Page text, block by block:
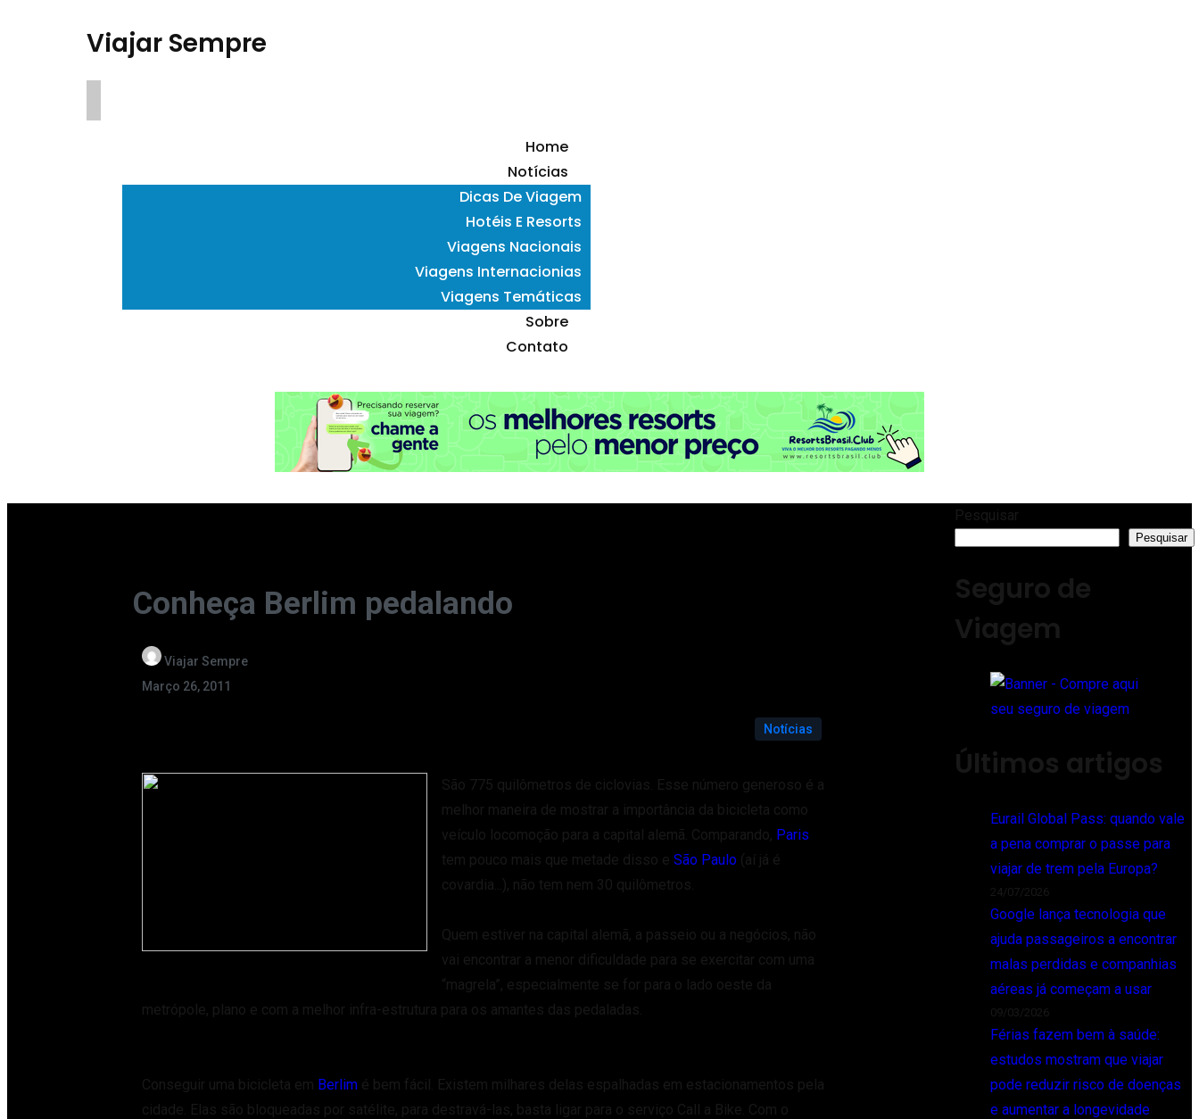
Viajar Sempre
Home
Notícias
Dicas De Viagem
Hotéis E Resorts
Viagens Nacionais
Viagens Internacionias
Viagens Temáticas
Sobre
Contato
Conheça Berlim pedalando
Viajar Sempre
Março 26, 2011
Notícias
São 775 quilômetros de ciclovias. Esse número generoso é a
melhor maneira de mostrar a importância da bicicleta como
veículo locomoção para a capital alemã. Comparando, Paris
tem pouco mais que metade disso eSão Paulo (aí já é
covardia...), não tem nem 30 quilômetros.
Quem estiver na capital alemã, a passeio ou a negócios, não
vai encontrar a menor dificuldade para se exercitar com uma
“magrela”, especialmente se for para o lado oeste da
metrópole, plano e com a melhor infra-estrutura para os amantes das pedaladas.
Conseguir uma bicicleta em Berlim é bem fácil. Existem milhares delas espalhadas em estacionamentos pela
cidade. Elas são bloqueadas por satélite, para destravá-las, basta ligar para o serviço Call a Bike. Com o
Pesquisar
Pesquisar
Seguro de
Viagem
Últimos artigos
Eurail Global Pass: quando vale
a pena comprar o passe para
viajar de trem pela Europa?
24/07/2026
Google lança tecnologia que
ajuda passageiros a encontrar
malas perdidas e companhias
aéreas já começam a usar
09/03/2026
Férias fazem bem à saúde:
estudos mostram que viajar
pode reduzir risco de doenças
e aumentar a longevidade